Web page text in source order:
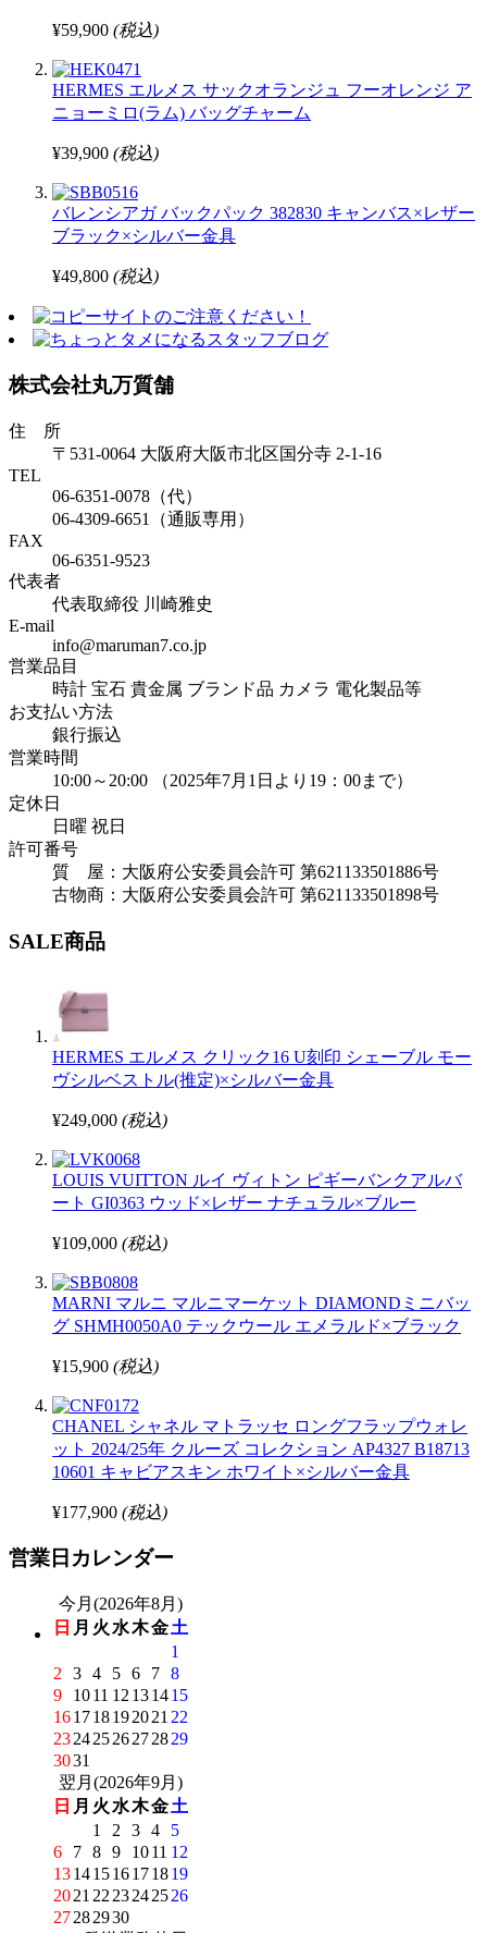
¥59,900 (税込)
HERMES エルメス サックオランジュ フーオレンジ ア
ニョーミロ(ラム) バッグチャーム
¥39,900 (税込)
バレンシアガ バックパック 382830 キャンバス×レザー
ブラック×シルバー金具
¥49,800 (税込)
株式会社丸万質舗
住 所
〒531-0064 大阪府大阪市北区国分寺 2-1-16
TEL
06-6351-0078（代）
06-4309-6651（通販専用）
FAX
06-6351-9523
代表者
代表取締役 川崎雅史
E-mail
info@maruman7.co.jp
営業品目
時計 宝石 貴金属 ブランド品 カメラ 電化製品等
お支払い方法
銀行振込
営業時間
10:00～20:00 （2025年7月1日より19：00まで）
定休日
日曜 祝日
許可番号
質 屋：大阪府公安委員会許可 第621133501886号
古物商：大阪府公安委員会許可 第621133501898号
SALE商品
HERMES エルメス クリック16 U刻印 シェーブル モー
ヴシルベストル(推定)×シルバー金具
¥249,000 (税込)
LOUIS VUITTON ルイ ヴィトン ピギーバンクアルバ
ート GI0363 ウッド×レザー ナチュラル×ブルー
¥109,000 (税込)
MARNI マルニ マルニマーケット DIAMONDミニバッ
グ SHMH0050A0 テックウール エメラルド×ブラック
¥15,900 (税込)
CHANEL シャネル マトラッセ ロングフラップウォレ
ット 2024/25年 クルーズ コレクション AP4327 B18713
10601 キャビアスキン ホワイト×シルバー金具
¥177,900 (税込)
営業日カレンダー
今月(2026年8月)
日 月 火 水木金土
1
2
3 4 5 6 7 8
9
1011 12 131415
161718192021 22
23242526272829
3031
翌月(2026年9月)
日 月 火 水木金土
1
2 3 4
5
6
7 8 9 1011 12
13141516171819
2021 22 23242526
27282930